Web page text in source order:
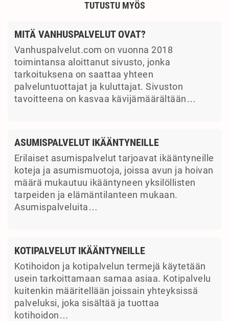
TUTUSTU MYÖS
MITÄ VANHUSPALVELUT OVAT?
Vanhuspalvelut.com on vuonna 2018
toimintansa aloittanut sivusto, jonka
tarkoituksena on saattaa yhteen
palveluntuottajat ja kuluttajat. Sivuston
tavoitteena on kasvaa kävijämäärältään…
ASUMISPALVELUT IKÄÄNTYNEILLE
Erilaiset asumispalvelut tarjoavat ikääntyneille
koteja ja asumismuotoja, joissa avun ja hoivan
määrä mukautuu ikääntyneen yksilöllisten
tarpeiden ja elämäntilanteen mukaan.
Asumispalveluita…
KOTIPALVELUT IKÄÄNTYNEILLE
Kotihoidon ja kotipalvelun termejä käytetään
usein tarkoittamaan samaa asiaa. Kotipalvelu
kuitenkin määritellään joissain yhteyksissä
palveluksi, joka sisältää ja tuottaa
kotihoidon…